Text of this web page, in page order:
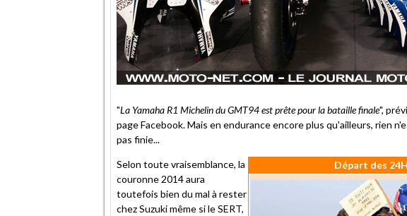
"La Yamaha R1 Michelin du GMT94 est prête pour la bataille finale",
page Facebook. Mais en endurance encore plus qu'ailleurs, rien
pas finie...
Départ des
Selon toute vraisemblance, la
couronne 2014 aura
toutefois bien du mal à rester
chez Suzuki même si le SERT,